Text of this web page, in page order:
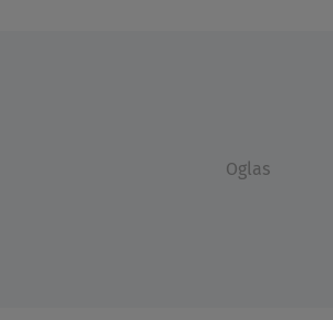
Oglas